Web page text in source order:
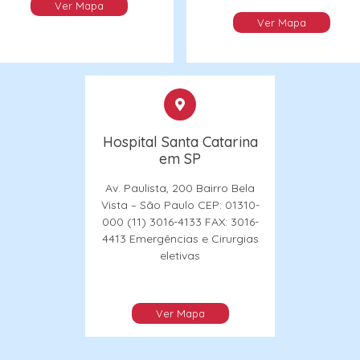
Ver Mapa
Ver Mapa
Hospital Santa Catarina
em SP
Av. Paulista, 200 Bairro Bela
Vista – São Paulo CEP: 01310-
000 (11) 3016-4133 FAX: 3016-
4413 Emergências e Cirurgias
eletivas
Ver Mapa